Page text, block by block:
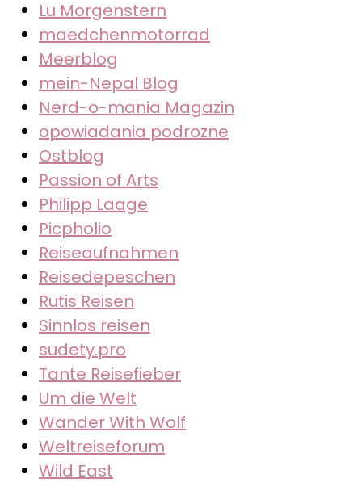
Lu Morgenstern
maedchenmotorrad
Meerblog
mein-Nepal Blog
Nerd-o-mania Magazin
opowiadania podrozne
Ostblog
Passion of Arts
Philipp Laage
Picpholio
Reiseaufnahmen
Reisedepeschen
Rutis Reisen
Sinnlos reisen
sudety.pro
Tante Reisefieber
Um die Welt
Wander With Wolf
Weltreiseforum
Wild East